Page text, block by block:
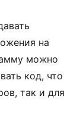
на
можно
код, что
так и для